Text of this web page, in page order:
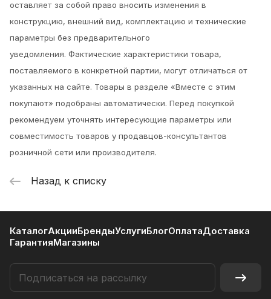
оставляет за собой право вносить изменения в
конструкцию, внешний вид, комплектацию и технические
параметры без предварительного
уведомления. Фактические характеристики товара,
поставляемого в конкретной партии, могут отличаться от
указанных на сайте. Товары в разделе «Вместе с этим
покупают» подобраны автоматически. Перед покупкой
рекомендуем уточнять интересующие параметры или
совместимость товаров у продавцов-консультантов
розничной сети или производителя.
Назад к списку
КаталогАкцииБрендыУслугиБлогОплатаДоставка
ГарантияМагазины